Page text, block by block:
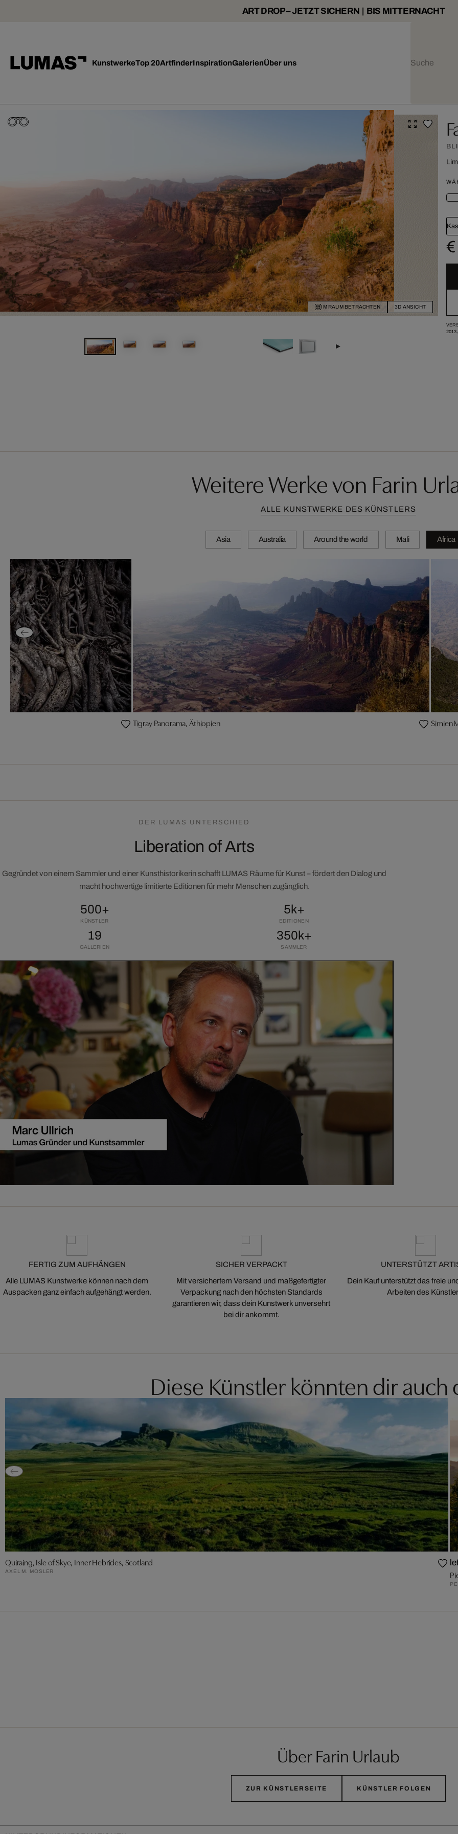
ART DROP – JETZT SICHERN | BIS MITTERNACHT
KunstwerkeTop 20ArtfinderInspirationGalerienÜber uns
IM RAUM BETRACHTEN 3D ANSICHT
2013
Weitere Werke von Farin
ALLE KUNSTWERKE DES KÜNSTLERS
Asia Australia Around the world Mali Africa
Tigray Panorama, Äthiopien Simien
DER LUMAS UNTERSCHIED
Liberation of Arts
Gegründet von einem Sammler und einer Kunsthistorikerin schafft LUMAS Räume für Kunst – fördert den Dialog und
macht hochwertige limitierte Editionen für mehr Menschen zugänglich.
500+
KÜNSTLER
5k+
EDITIONEN
19
GALLERIEN
350k+
SAMMLER
FERTIG ZUM AUFHÄNGEN
Alle LUMAS Kunstwerke können nach dem
Auspacken ganz einfach aufgehängt werden.
SICHER VERPACKT
Mit versichertem Versand und maßgefertigter
Verpackung nach den höchsten Standards
garantieren wir, dass dein Kunstwerk unversehrt
bei dir ankommt.
UNTERSTÜTZT
Dein Kauf unterstützt das freie
Arbeiten des
Diese Künstler könnten dir auch
Quiraing, Isle of Skye, Inner Hebrides, Scotland
AXEL M. MOSLER
Über Farin Urlaub
ZUR KÜNSTLERSEITE KÜNSTLER FOLGEN